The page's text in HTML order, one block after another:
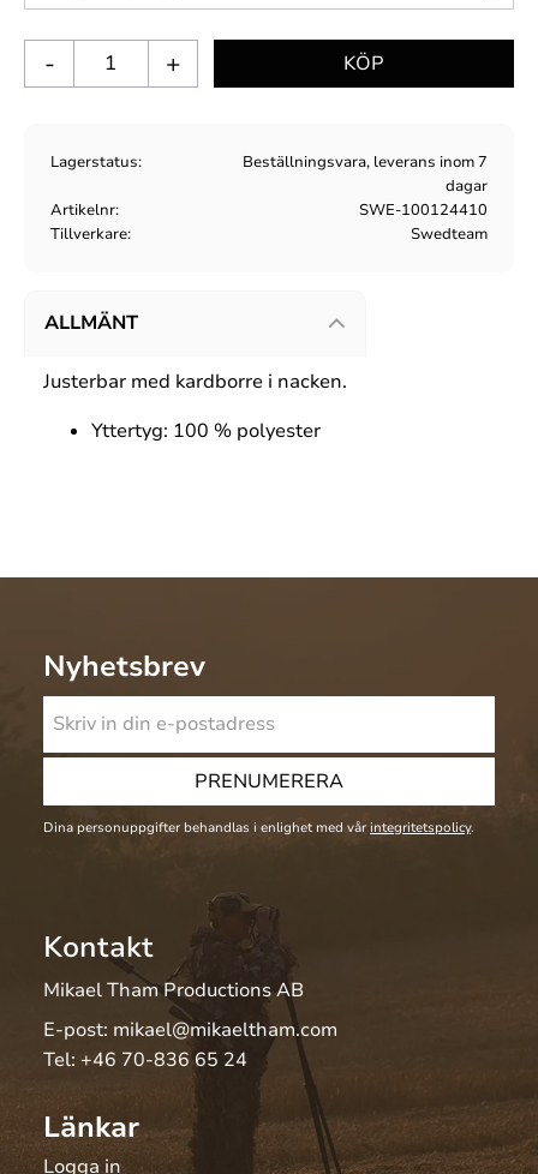
+
-
Lagerstatus
Beställningsvara, leverans inom 7
dagar
Artikelnr
SWE-100124410
Tillverkare
Swedteam
ALLMÄNT
Justerbar med kardborre i nacken.
Yttertyg: 100 % polyester
Nyhetsbrev
PRENUMERERA
Dina personuppgifter behandlas i enlighet med vår integritetspolicy.
Kontakt
Mikael Tham Productions AB
E-post: mikael@mikaeltham.com
Tel: +46 70-836 65 24
Länkar
Logga in